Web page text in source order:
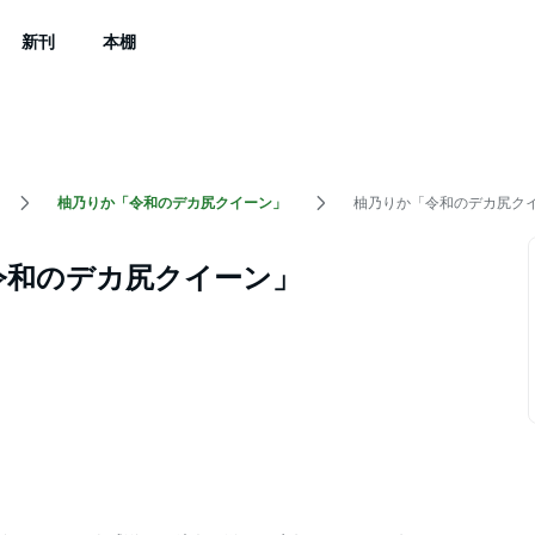
新刊 本棚
柚乃りか「令和のデカ尻クイーン」 柚乃りか「令和のデカ尻ク
のデカ尻クイーン」